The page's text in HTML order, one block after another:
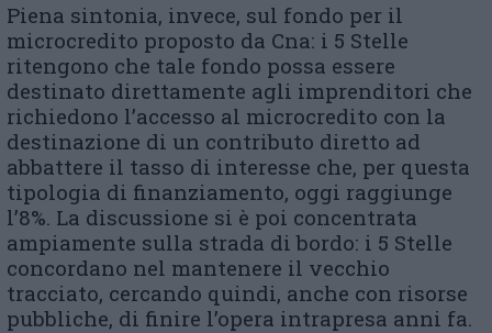
Piena sintonia, invece, sul fondo per il
microcredito proposto da Cna: i 5 Stelle
ritengono che tale fondo possa essere
destinato direttamente agli imprenditori che
richiedono l’accesso al microcredito con la
destinazione di un contributo diretto ad
abbattere il tasso di interesse che, per questa
tipologia di finanziamento, oggi raggiunge
l’8%. La discussione si è poi concentrata
ampiamente sulla strada di bordo: i 5 Stelle
concordano nel mantenere il vecchio
tracciato, cercando quindi, anche con risorse
pubbliche, di finire l’opera intrapresa anni fa.